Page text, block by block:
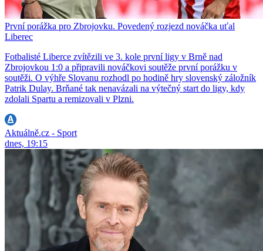
První porážka pro Zbrojovku. Povedený rozjezd nováčka uťal
Liberec
Fotbalisté Liberce zvítězili ve 3. kole první ligy v Brně nad
Zbrojovkou 1:0 a připravili nováčkovi soutěže první porážku v
soutěži. O výhře Slovanu rozhodl po hodině hry slovenský záložník
Patrik Dulay. Brňané tak nenavázali na výtečný start do ligy, kdy
zdolali Spartu a remizovali v Plzni.
Aktuálně.cz - Sport
dnes, 19:15